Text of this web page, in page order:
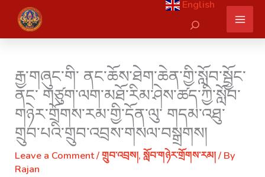
content
English
Search
རྒྱ་གཞུང་གི་ ནང་ཆོས་ཐེག་ཆེན་གྱི་སློབ་སྦྱོང་
ནང་ གཙུག་ལག་མཐོ་རིམ་ཤེས་ཚད་ཀྱི་སློབ་
གཉེར་གྲོགས་རམ་གྱི་དོན་ལུ་ གདམ་འཐུ་
གྲུབ་པའི་གྲུབ་འབྲས་གསལ་བསྒྲགས།
Leave a Comment/གྲུབ་འབྲས།,སློབ་གཉེར་གྲོགས་རམ།/ By
Rajan